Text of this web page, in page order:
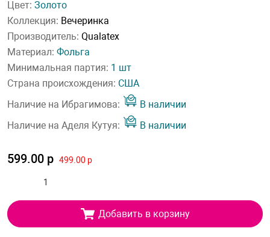
Цвет: Золото
Коллекция: Вечеринка
Производитель: Qualatex
Материал: Фольга
Минимальная партия: 1 шт
Страна происхождения: США
Наличие на Ибрагимова:
В наличии
Наличие на Аделя Кутуя:
В наличии
599.00 р 499.00 р
Добавить в корзину